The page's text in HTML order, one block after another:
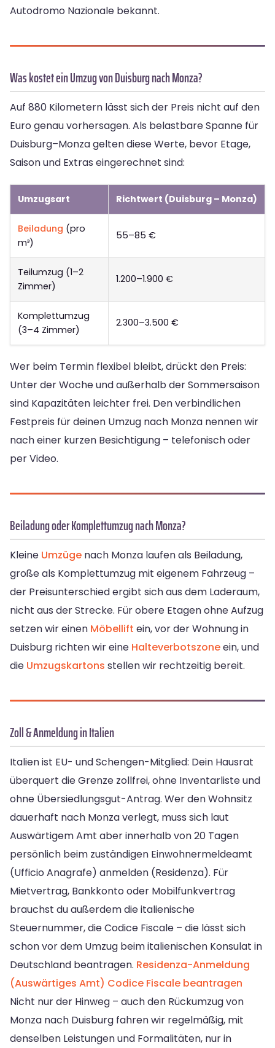
Autodromo Nazionale bekannt.
Was kostet ein Umzug von Duisburg nach Monza?
Auf 880 Kilometern lässt sich der Preis nicht auf den
Euro genau vorhersagen. Als belastbare Spanne für
Duisburg–Monza gelten diese Werte, bevor Etage,
Saison und Extras eingerechnet sind:
Umzugsart Richtwert (Duisburg – Monza)
Beiladung (pro
m³)
55–85 €
Teilumzug (1–2
Zimmer)
1.200–1.900 €
Komplettumzug
(3–4 Zimmer)
2.300–3.500 €
Wer beim Termin flexibel bleibt, drückt den Preis:
Unter der Woche und außerhalb der Sommersaison
sind Kapazitäten leichter frei. Den verbindlichen
Festpreis für deinen Umzug nach Monza nennen wir
nach einer kurzen Besichtigung – telefonisch oder
per Video.
Beiladung oder Komplettumzug nach Monza?
Kleine Umzüge nach Monza laufen als Beiladung,
große als Komplettumzug mit eigenem Fahrzeug –
der Preisunterschied ergibt sich aus dem Laderaum,
nicht aus der Strecke. Für obere Etagen ohne Aufzug
setzen wir einen Möbellift ein, vor der Wohnung in
Duisburg richten wir eine Halteverbotszoneein, und
die Umzugskartons stellen wir rechtzeitig bereit.
Zoll & Anmeldung in Italien
Italien ist EU- und Schengen-Mitglied: Dein Hausrat
überquert die Grenze zollfrei, ohne Inventarliste und
ohne Übersiedlungsgut-Antrag. Wer den Wohnsitz
dauerhaft nach Monza verlegt, muss sich laut
Auswärtigem Amt aber innerhalb von 20 Tagen
persönlich beim zuständigen Einwohnermeldeamt
(Ufficio Anagrafe) anmelden (Residenza). Für
Mietvertrag, Bankkonto oder Mobilfunkvertrag
brauchst du außerdem die italienische
Steuernummer, die Codice Fiscale – die lässt sich
schon vor dem Umzug beim italienischen Konsulat in
Deutschland beantragen. Residenza-Anmeldung
(Auswärtiges Amt) Codice Fiscale beantragen
Nicht nur der Hinweg – auch den Rückumzug von
Monza nach Duisburg fahren wir regelmäßig, mit
denselben Leistungen und Formalitäten, nur in